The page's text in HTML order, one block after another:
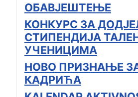
ОБАВЈЕШТЕЊЕ
КОНКУРС ЗА
СТИПЕНДИЈА
УЧЕНИЦИМА
НОВО ПРИЗНАЊЕ
КАДРИЋА